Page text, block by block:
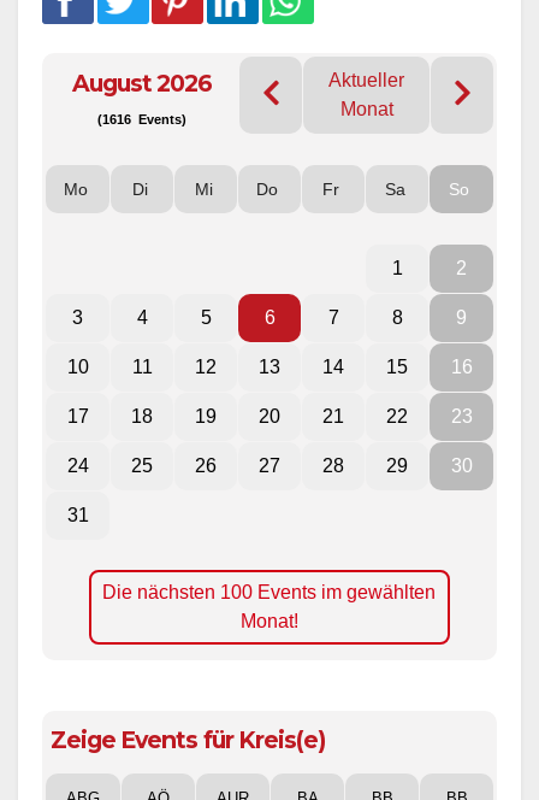
August 2026
(1616 Events)
Aktueller
Monat
Mo Di Mi Do Fr Sa So
1 2
3 4 5 6 7 8 9
10 11 12 13 14 15 16
17 18 19 20 21 22 23
24 25 26 27 28 29 30
31
Die nächsten 100 Events im gewählten
Monat!
Zeige Events für Kreis(e)